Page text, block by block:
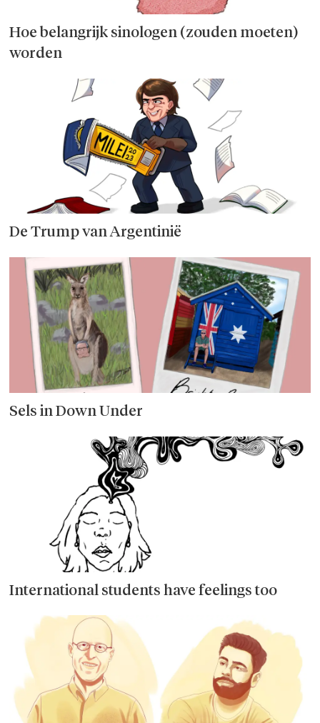
Hoe belangrijk sinologen (zouden moeten)
worden
De Trump van Argentinië
Sels in Down Under
International students have feelings too